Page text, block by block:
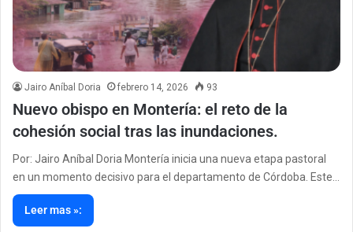
Jairo Aníbal Doria febrero 14, 2026 93
Nuevo obispo en Montería: el reto de la
cohesión social tras las inundaciones.
Por: Jairo Aníbal Doria Montería inicia una nueva etapa pastoral
en un momento decisivo para el departamento de Córdoba. Este…
Leer mas »: